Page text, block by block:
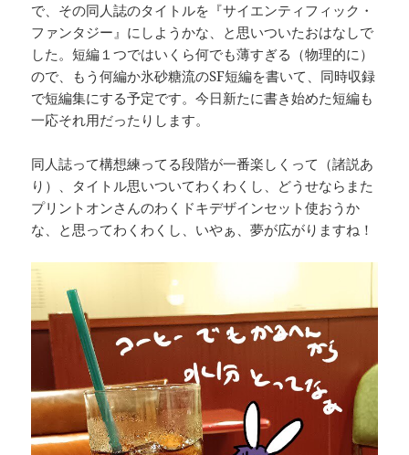
で、その同人誌のタイトルを『サイエンティフィック・
ファンタジー』にしようかな、と思いついたおはなしで
した。短編１つではいくら何でも薄すぎる（物理的に）
ので、もう何編か氷砂糖流のSF短編を書いて、同時収録
で短編集にする予定です。今日新たに書き始めた短編も
一応それ用だったりします。
同人誌って構想練ってる段階が一番楽しくって（諸説あ
り）、タイトル思いついてわくわくし、どうせならまた
プリントオンさんのわくドキデザインセット使おうか
な、と思ってわくわくし、いやぁ、夢が広がりますね！